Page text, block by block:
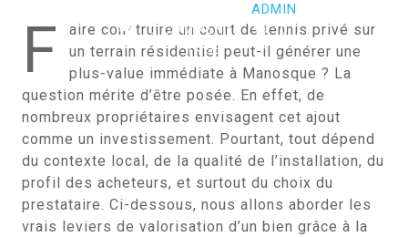
ADMIN
0 COMMENTS
0
TAGS
F
aire construire un court de tennis privé sur
un terrain résidentiel peut-il générer une
plus-value immédiate à Manosque ? La
question mérite d’être posée. En effet, de
nombreux propriétaires envisagent cet ajout
comme un investissement. Pourtant, tout dépend
du contexte local, de la qualité de l’installation, du
profil des acheteurs, et surtout du choix du
prestataire. Ci-dessous, nous allons aborder les
vrais leviers de valorisation d’un bien grâce à la